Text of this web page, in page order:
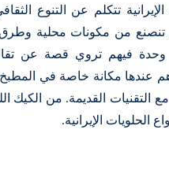
الإيرانية تتكلم عن التنوع
تنصنع من مكونات محلية وطرق
فيهم تروي قصة عن
هم عندها مكانة خاصة في المطبخ
القديمة. من الكيك
الحلويات الإيرانية.